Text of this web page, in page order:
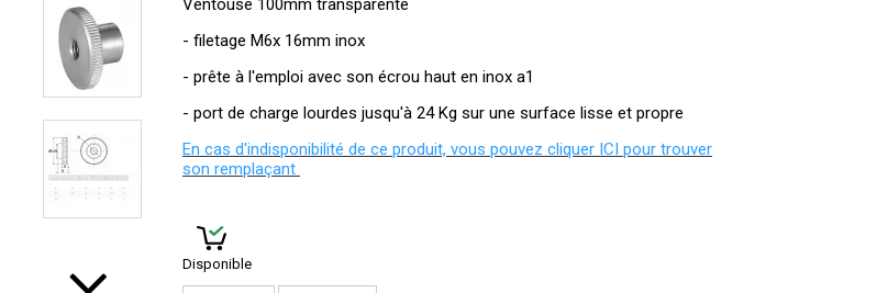
Ventouse 100mm transparente
- filetage M6x 16mm inox
- prête à l'emploi avec son écrou haut en inox a1
- port de charge lourdes jusqu'à 24 Kg sur une surface lisse et propre
En cas d'indisponibilité de ce produit, vous pouvez cliquer ICI pour trouver
son remplaçant
Disponible